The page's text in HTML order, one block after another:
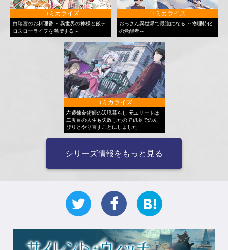
コミカライズ
白瑞宮のお料理番 ～異世界の神様と飯テ
ロスローライフを満喫する～
コミカライズ
おっさん異世界で最強になる ～物理特化
の覚醒者～
コミカライズ
左遷錬金術師の辺境暮らし 元エリートは
二度目の人生も失敗したので辺境でのん
びりとやり直すことにしました
シリーズ情報をもっと見る